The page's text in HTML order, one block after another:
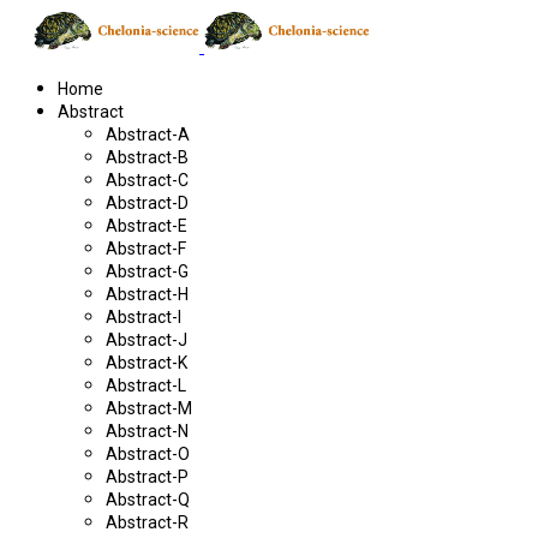
Home
Abstract
Abstract-A
Abstract-B
Abstract-C
Abstract-D
Abstract-E
Abstract-F
Abstract-G
Abstract-H
Abstract-I
Abstract-J
Abstract-K
Abstract-L
Abstract-M
Abstract-N
Abstract-O
Abstract-P
Abstract-Q
Abstract-R